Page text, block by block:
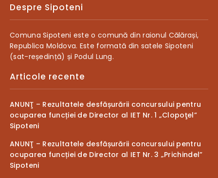
Despre Sipoteni
Comuna Sipoteni este o comună din raionul Călărași,
Republica Moldova. Este formată din satele Sipoteni
(sat-reședință) și Podul Lung.
Articole recente
ANUNŢ – Rezultatele desfășurării concursului pentru
ocuparea funcției de Director al IET Nr. 1 „Clopoţel”
Sipoteni
ANUNŢ – Rezultatele desfășurării concursului pentru
ocuparea funcției de Director al IET Nr. 3 „Prichindel”
Sipoteni